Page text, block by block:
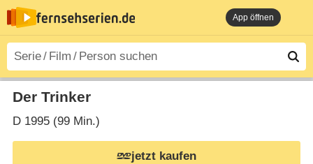
App öffnen
Der Trinker
D1995 (99 Min.)
jetzt kaufen